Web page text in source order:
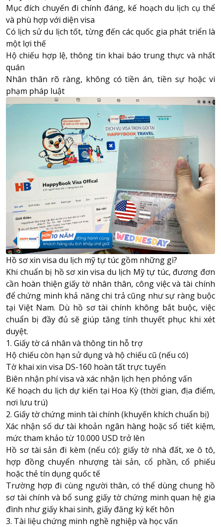
Mục đích chuyến đi chính đáng, kế hoạch du lịch cụ thể
và phù hợp với diện visa
Có lịch sử du lịch tốt, từng đến các quốc gia phát triển là
một lợi thế
Hộ chiếu hợp lệ, thông tin khai báo trung thực và nhất
quán
Nhân thân rõ ràng, không có tiền án, tiền sự hoặc vi
phạm pháp luật
Hồ sơ xin visa du lịch mỹ tự túc gồm những gì?
Khi chuẩn bị hồ sơ xin visa du lịch Mỹ tự túc, đương đơn
cần hoàn thiện giấy tờ nhân thân, công việc và tài chính
để chứng minh khả năng chi trả cũng như sự ràng buộc
tại Việt Nam. Dù hồ sơ tài chính không bắt buộc, việc
chuẩn bị đầy đủ sẽ giúp tăng tính thuyết phục khi xét
duyệt.
1. Giấy tờ cá nhân và thông tin hỗ trợ
Hộ chiếu còn hạn sử dụng và hộ chiếu cũ (nếu có)
Tờ khai xin visa DS-160 hoàn tất trực tuyến
Biên nhận phí visa và xác nhận lịch hẹn phỏng vấn
Kế hoạch du lịch dự kiến tại Hoa Kỳ (thời gian, địa điểm,
nơi lưu trú)
2. Giấy tờ chứng minh tài chính (khuyến khích chuẩn bị)
Xác nhận số dư tài khoản ngân hàng hoặc sổ tiết kiệm,
mức tham khảo từ 10.000 USD trở lên
Hồ sơ tài sản đi kèm (nếu có): giấy tờ nhà đất, xe ô tô,
hợp đồng chuyển nhượng tài sản, cổ phần, cổ phiếu
hoặc thẻ tín dụng quốc tế
Trường hợp đi cùng người thân, có thể dùng chung hồ
sơ tài chính và bổ sung giấy tờ chứng minh quan hệ gia
đình như giấy khai sinh, giấy đăng ký kết hôn
3. Tài liệu chứng minh nghề nghiệp và học vấn